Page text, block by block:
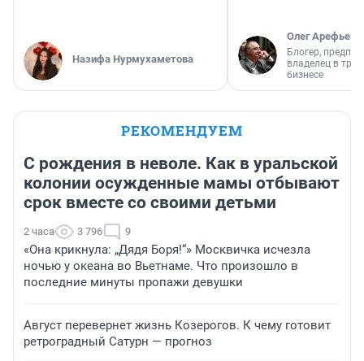
Назифа Нурмухаметова
Олег Арефьев
Блогер,
владелец в
бизнесе
РЕКОМЕНДУЕМ
С рождения в неволе. Как в уральской
колонии осужденные мамы отбывают
срок вместе со своими детьми
2 часа 3 796 9
«Она крикнула: „Дядя Боря!“» Москвичка исчезла
ночью у океана во Вьетнаме. Что произошло в
последние минуты пропажи девушки
Август перевернет жизнь Козерогов. К чему готовит
ретроградный Сатурн — прогноз